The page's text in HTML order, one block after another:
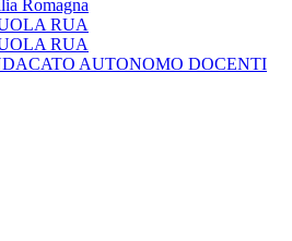
Romagna
RUA
RUA
AUTONOMO DOCENTI